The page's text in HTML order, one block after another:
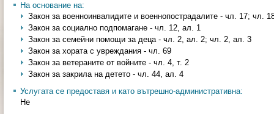
На основание на:
Закон за военноинвалидите и военнопострадалите - чл. 17; чл.
Закон за социално подпомагане - чл. 12, ал. 1
Закон за семейни помощи за деца - чл. 2, ал. 2; чл. 2, ал. 3
Закон за хората с увреждания - чл. 69
Закон за ветераните от войните - чл. 4, т. 2
Закон за закрила на детето - чл. 44, ал. 4
Услугата се предоставя и като вътрешно-административна:
Не